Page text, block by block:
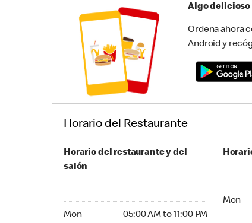
Algo delicioso
Ordena ahora
Android y
Horario del Restaurante
Horario del restaurante y del
salón
Mon 05:00 AM to 11:00 PM
Mon